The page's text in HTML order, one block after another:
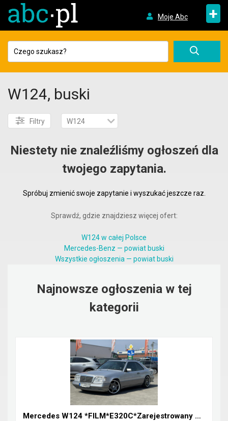
Moje Abc +
W124, buski
Filtry W124
Niestety nie znaleźliśmy ogłoszeń dla
twojego zapytania.
Spróbuj zmienić swoje zapytanie i wyszukać jeszcze raz.
Sprawdź, gdzie znajdziesz więcej ofert:
W124 w całej Polsce
Mercedes-Benz — powiat buski
Wszystkie ogłoszenia — powiat buski
Najnowsze ogłoszenia w tej
kategorii
Mercedes W124 *FILM*E320C*Zarejestrowany w Polsce*...